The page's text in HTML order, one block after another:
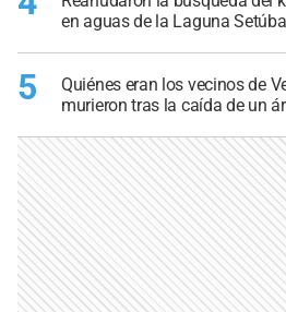
en aguas de la Laguna
5
Quiénes eran los vecinos de
murieron tras la caída de un